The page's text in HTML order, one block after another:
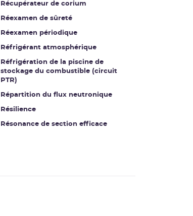
Récupérateur de corium
Réexamen de sûreté
Réexamen périodique
Réfrigérant atmosphérique
Réfrigération de la piscine de
stockage du combustible (circuit
PTR)
Répartition du flux neutronique
Résilience
Résonance de section efficace